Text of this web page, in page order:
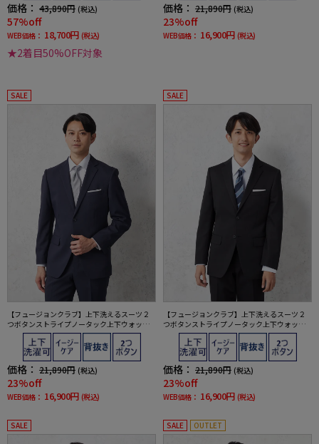
価格： 43,890円 (税込)
57%off
WEB価格： 18,700円 (税込)
★2着目50%OFF対象
価格： 21,890円 (税込)
23%off
WEB価格： 16,900円 (税込)
SALE
【フュージョンクラブ】上下洗えるスーツ２
つボタンストライプノータック上下ウォッシ
ャブル通年ポリエステル100%
価格： 21,890円 (税込)
23%off
WEB価格： 16,900円 (税込)
SALE
【フュージョンクラブ】上下洗えるスーツ２
つボタンストライプノータック上下ウォッシ
ャブル通年ポリエステル100%
価格： 21,890円 (税込)
23%off
WEB価格： 16,900円 (税込)
SALE SALE OUTLET